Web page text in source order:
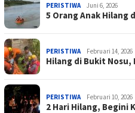
PERISTIWA Juni 6, 2026
5 Orang Anak Hilang
PERISTIWA Februari 14, 2026
Hilang di Bukit Nosu,
PERISTIWA Februari 10, 2026
2 Hari Hilang, Begini